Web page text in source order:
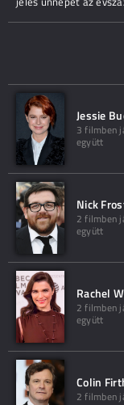
Jessie
3 filmben
együtt
Nick
2 filmben
együtt
Rachel
2 filmben
együtt
Colin
2 filmben